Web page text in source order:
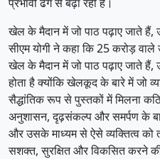
खेल के मैदान में जो पाठ पढ़ाए जाते हैं,
सीएम योगी ने कहा कि 25 करोड़
खेल के मैदान में जो पाठ पढ़ाए जाते हैं,
होता है क्योंकि खेलकूद के बारे में जो
सैद्धांतिक रूप से पुस्तकों में मिलना
अनुशासन, दृढ़संकल्प और समर्पण के
और उसके माध्यम से ऐसे व्यक्तित्व को
सशक्त, सुरक्षित और विकसित करने